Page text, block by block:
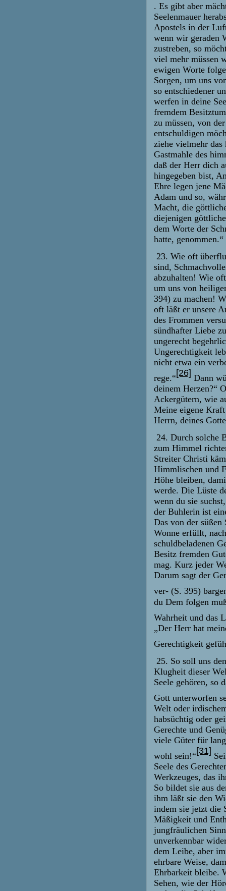
. Es gibt aber
Seelenmauer
Apostels in der
wenn wir geraden
zustreben, so
viel mehr müssen
ewigen Worte
Sorgen, um uns
so entschiedener
werfen in deine
fremdem
zu müssen, von
entschuldigen
ziehe vielmehr
Gastmahle des
daß der Herr dich
hingegeben bist,
Ehre legen jene
Adam und so,
Macht, die
diejenigen
dem Worte der
hatte, genommen.“
23. Wie oft
sind,
abzuhalten! Wie
um uns von
394) zu machen!
oft läßt er unsere
des Frommen
sündhafter Liebe
ungerecht
Ungerechtigkeit
nicht etwa ein
rege.“
[26]
Dann
deinem Herzen?“
Ackergütern, wie
Meine eigene
Herrn, deines
24. Durch solche
zum Himmel
Streiter Christi
Himmlischen und
Höhe bleiben,
werde. Die Lüste
wenn du sie
der Buhlerin ist
Das von der
Wonne erfüllt,
schuldbeladenen
Besitz fremden
mag. Kurz jeder
Darum sagt der
ver- (S. 395)
du Dem folgen
Wahrheit und das
„Der Herr hat
Gerechtigkeit
25. So soll uns
Klugheit dieser
Seele gehören, so
Gott unterworfen
Welt oder
habsüchtig oder
Gerechte und
viele Güter für
wohl sein!“
[31]
Seele des
Werkzeuges, das
So bildet sie aus
ihm läßt sie den
indem sie jetzt die
Mäßigkeit und
jungfräulichen
unverkennbar
dem Leibe, aber
ehrbare Weise,
Ehrbarkeit bleibe.
Sehen, wie der